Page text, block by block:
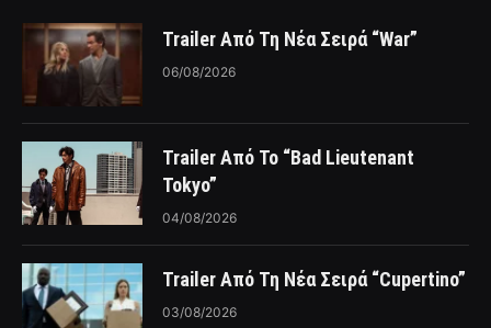
Trailer Από Τη Νέα Σειρά “War”
06/08/2026
Trailer Από Το “Bad Lieutenant
Tokyo”
04/08/2026
Trailer Από Τη Νέα Σειρά “Cupertino”
03/08/2026